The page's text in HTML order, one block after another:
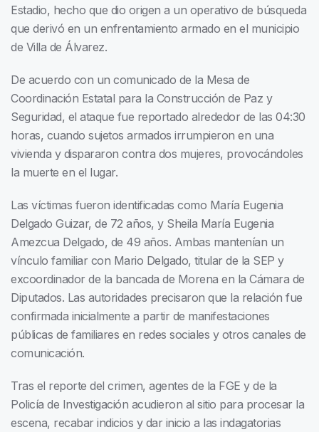
Estadio, hecho que dio origen a un operativo de búsqueda
que derivó en un enfrentamiento armado en el municipio
de Villa de Álvarez.
De acuerdo con un comunicado de la Mesa de
Coordinación Estatal para la Construcción de Paz y
Seguridad, el ataque fue reportado alrededor de las 04:30
horas, cuando sujetos armados irrumpieron en una
vivienda y dispararon contra dos mujeres, provocándoles
la muerte en el lugar.
Las víctimas fueron identificadas como María Eugenia
Delgado Guizar, de 72 años, y Sheila María Eugenia
Amezcua Delgado, de 49 años. Ambas mantenían un
vínculo familiar con Mario Delgado, titular de la SEP y
excoordinador de la bancada de Morena en la Cámara de
Diputados. Las autoridades precisaron que la relación fue
confirmada inicialmente a partir de manifestaciones
públicas de familiares en redes sociales y otros canales de
comunicación.
Tras el reporte del crimen, agentes de la FGE y de la
Policía de Investigación acudieron al sitio para procesar la
escena, recabar indicios y dar inicio a las indagatorias